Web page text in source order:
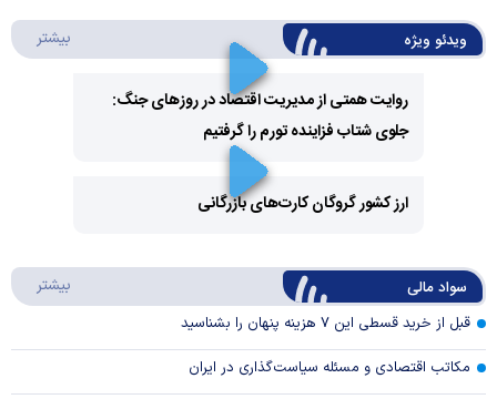
ویدئو ویژه بیشتر
Play
Video
روایت همتی از مدیریت اقتصاد در روزهای جنگ:
جلوی شتاب فزاینده تورم را گرفتیم
Video
ارز کشور گروگان کارت‌های بازرگانی
سواد مالی بیشتر
قبل از خرید قسطی این ۷ هزینه پنهان را بشناسید
مکاتب اقتصادی و مسئله سیاست‌گذاری در ایران